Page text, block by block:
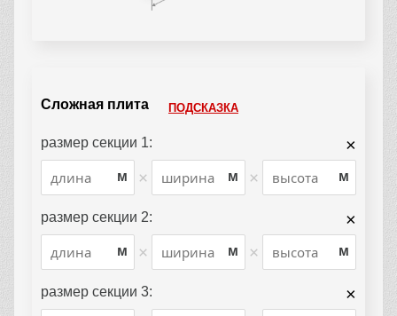
Сложная плита ПОДСКАЗКА
размер секции 1:
м × м × м
×
размер секции 2:
м × м × м
×
размер секции 3: ×